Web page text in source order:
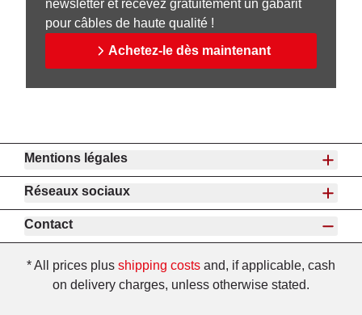
newsletter et recevez gratuitement un gabarit
pour câbles de haute qualité !
Achetez-le dès maintenant
Mentions légales
Réseaux sociaux
Contact
* All prices plus shipping costs and, if applicable, cash
on delivery charges, unless otherwise stated.